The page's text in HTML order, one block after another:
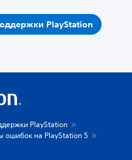
PlayStation
PlayStation
ошибок на PlayStation 5